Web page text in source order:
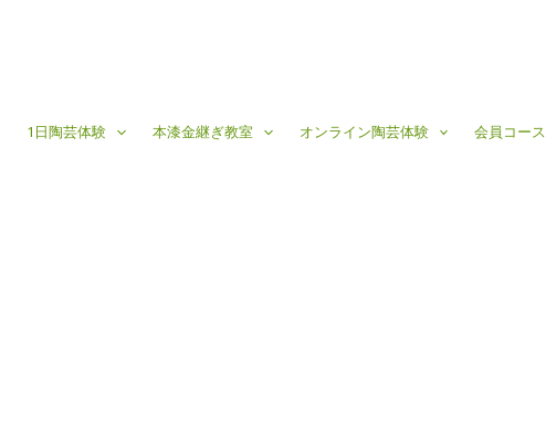
1日陶芸体験 本漆金継ぎ教室 オンライン陶芸体験 会員コース